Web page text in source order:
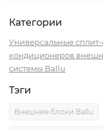
Категории
Универсальные
кондиционеров
системы Ballu
Тэги
Внешние блоки Ballu